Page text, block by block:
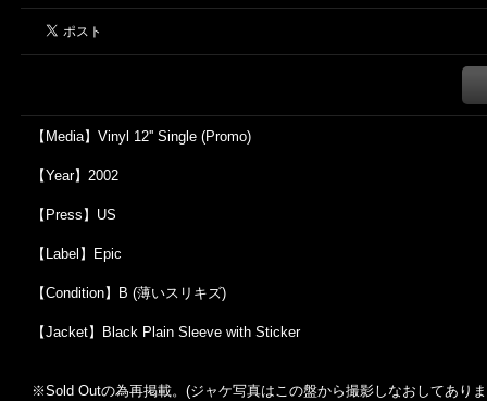
【Media】Vinyl 12'' Single (Promo)
【Year】2002
【Press】US
【Label】Epic
【Condition】B (薄いスリキズ)
【Jacket】Black Plain Sleeve with Sticker
※Sold Outの為再掲載。(ジャケ写真はこの盤から撮影しなおしてあり